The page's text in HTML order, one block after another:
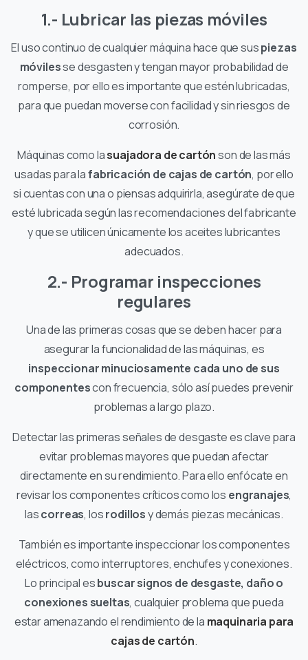
1.- Lubricar las piezas móviles
El uso continuo de cualquier máquina hace que suspiezas
móvilesse desgasten y tengan mayor probabilidad de
romperse, por ello es importante que estén lubricadas,
para que puedan moverse con facilidad y sin riesgos de
corrosión.
Máquinas como lasuajadora de cartónson de las más
usadas para lafabricación de cajas de cartón, por ello
si cuentas con una o piensas adquirirla, asegúrate de que
esté lubricada según las recomendaciones del fabricante
y que se utilicen únicamente los aceites lubricantes
adecuados.
2.- Programar inspecciones
regulares
Una de las primeras cosas que se deben hacer para
asegurar la funcionalidad de las máquinas, es
inspeccionar minuciosamente cada uno de sus
componentescon frecuencia, sólo así puedes prevenir
problemas a largo plazo.
Detectar las primeras señales de desgaste es clave para
evitar problemas mayores que puedan afectar
directamente en su rendimiento. Para ello enfócate en
revisar los componentes críticos como los engranajes,
lascorreas, losrodillosy demás piezas mecánicas.
También es importante inspeccionar los componentes
eléctricos, como interruptores, enchufes y conexiones.
Lo principal esbuscar signos de desgaste, daño o
conexiones sueltas, cualquier problema que pueda
estar amenazando el rendimiento de la maquinaria para
cajas de cartón.